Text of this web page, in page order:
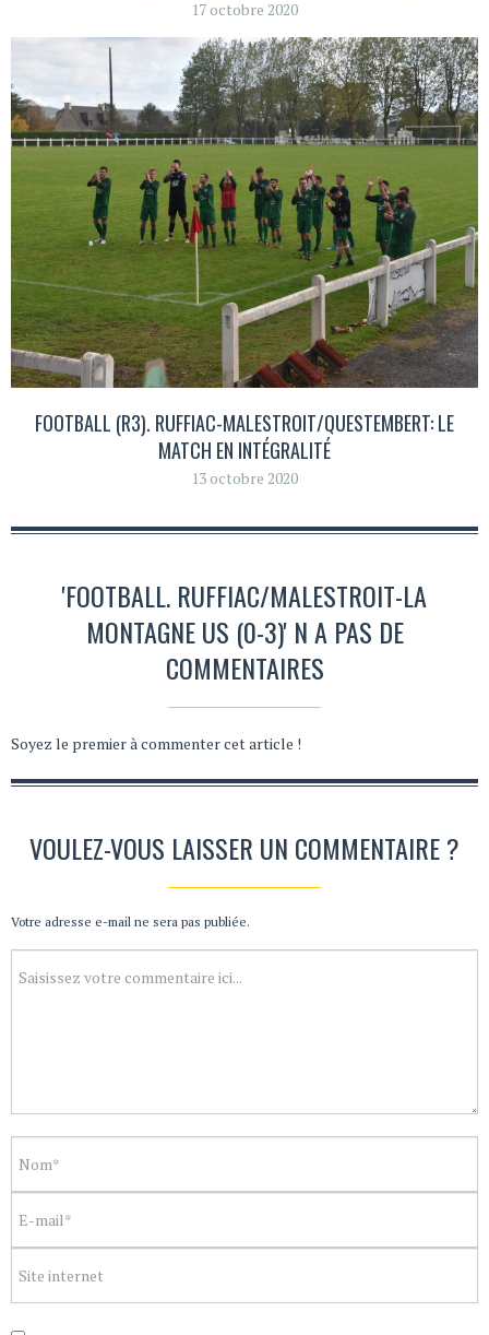
17 octobre 2020
FOOTBALL (R3). RUFFIAC-MALESTROIT/QUESTEMBERT: LE
MATCH EN INTÉGRALITÉ
13 octobre 2020
'FOOTBALL. RUFFIAC/MALESTROIT-LA
MONTAGNE US (0-3)' N A PAS DE
COMMENTAIRES
Soyez le premier à commenter cet article !
VOULEZ-VOUS LAISSER UN COMMENTAIRE ?
Votre adresse e-mail ne sera pas publiée.